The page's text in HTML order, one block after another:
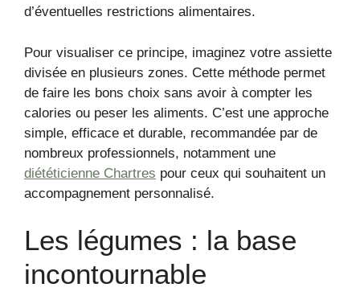
d’éventuelles restrictions alimentaires.
Pour visualiser ce principe, imaginez votre assiette
divisée en plusieurs zones. Cette méthode permet
de faire les bons choix sans avoir à compter les
calories ou peser les aliments. C’est une approche
simple, efficace et durable, recommandée par de
nombreux professionnels, notamment une
diététicienne Chartres pour ceux qui souhaitent un
accompagnement personnalisé.
Les légumes : la base
incontournable